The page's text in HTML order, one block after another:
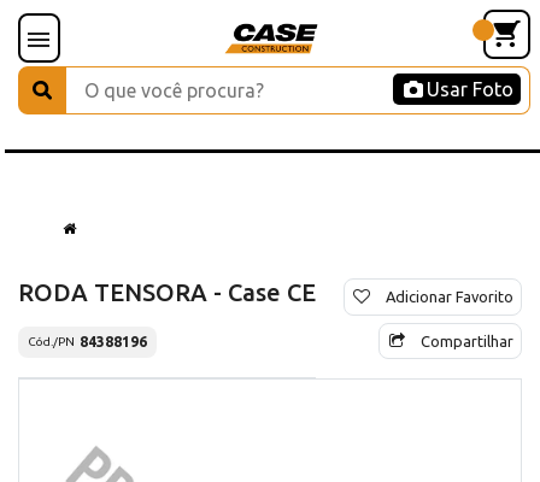
Usar Foto
RODA TENSORA - Case CE
Cód./PN 84388196
Adicionar Favorito
Compartilhar